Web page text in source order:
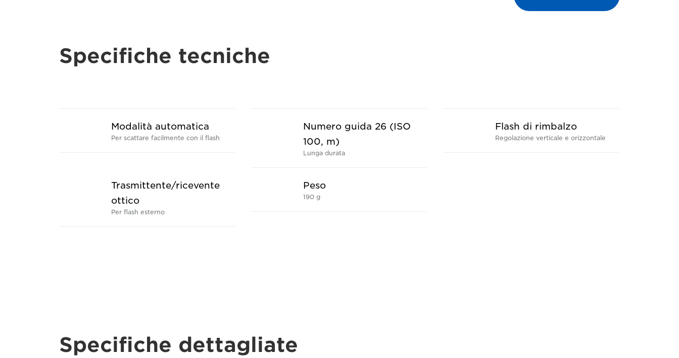
Specifiche tecniche
Modalità automatica
Per scattare facilmente con il flash
Numero guida 26 (ISO
100, m)
Lunga durata
Flash di rimbalzo
Regolazione verticale e orizzontale
Trasmittente/ricevente
ottico
Per flash esterno
Peso
190 g
Specifiche dettagliate